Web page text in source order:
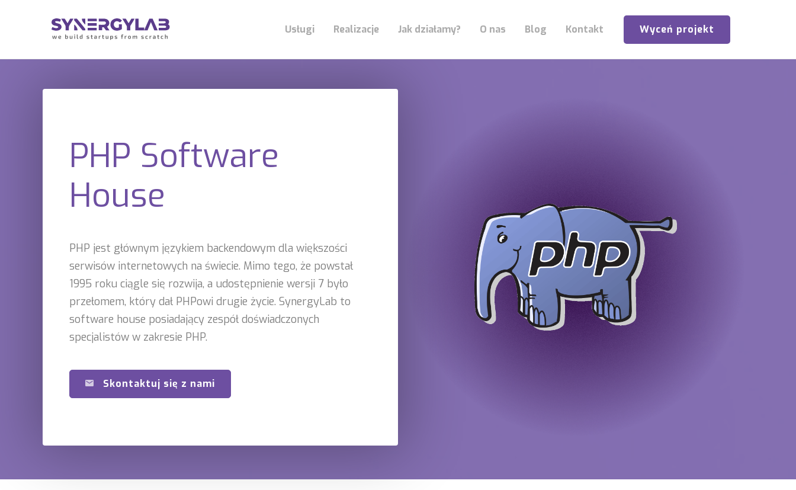
Usługi Realizacje Jak działamy? O nas Blog Kontakt Wyceń projekt
PHP Software
House
PHP jest głównym językiem backendowym dla większości
serwisów internetowych na świecie. Mimo tego, że powstał
1995 roku ciągle się rozwija, a udostępnienie wersji 7 było
przełomem, który dał PHPowi drugie życie. SynergyLab to
software house posiadający zespół doświadczonych
specjalistów w zakresie PHP.
Skontaktuj się z nami